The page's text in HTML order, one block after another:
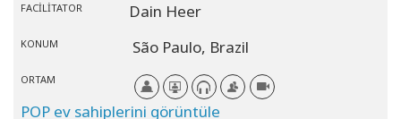
FACILITATOR Dain Heer
KONUM São Paulo, Brazil
ORTAM
POP ev sahiplerini görüntüle